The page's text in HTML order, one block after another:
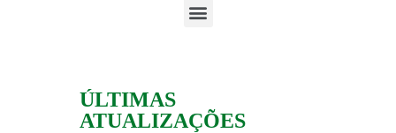
ÚLTIMAS
ATUALIZAÇÕES